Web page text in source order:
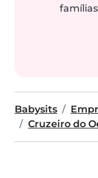
Babysits
Cruzeiro do